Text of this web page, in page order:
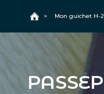
Accueil
> Mon guichet H-